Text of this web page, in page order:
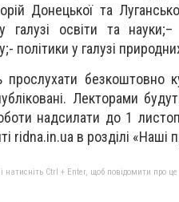
Донецької та
освіти та науки;–
політики у галузі
безкоштовно
Лекторами
надсилати до 1
ridna.in.ua в розділі «Наші
Ctrl + Enter, щоб повідомити про